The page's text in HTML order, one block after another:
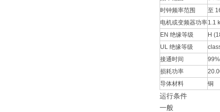
时钟频率范围
至
电机或变频器功率1.1
EN 绝缘等级
H
UL 绝缘等级
接通时间
99%
损耗功率
导体材料
铜
运行条件
一般